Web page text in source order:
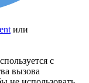
или
с
вызова